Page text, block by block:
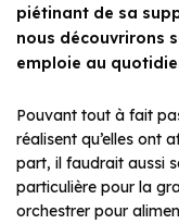
piétinant de sa
nous découvrirons
emploie au
Pouvant tout à fait
réalisent qu’elles ont
part, il faudrait aussi
particulière pour la
orchestrer pour